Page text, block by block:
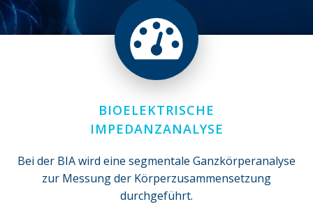
BIOELEKTRISCHE
IMPEDANZANALYSE
Bei der BIA wird eine segmentale Ganzkörperanalyse
zur Messung der Körperzusammensetzung
durchgeführt.